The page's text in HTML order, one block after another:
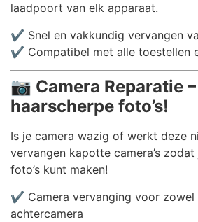
laadpoort van elk apparaat.
✔️ Snel en vakkundig vervangen
✔️ Compatibel met alle toestellen
📷 Camera Reparatie
haarscherpe foto’s!
Is je camera wazig of werkt deze
vervangen kapotte camera’s
foto’s kunt maken!
✔️ Camera vervanging voor zowel
achtercamera